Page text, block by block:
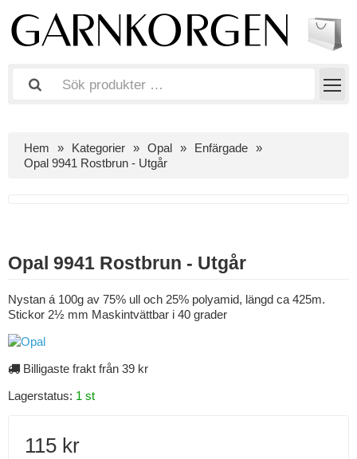
Hem Kategorier Opal
Enfärgade
Opal 9941 Rostbrun - Utgår
Opal 9941 Rostbrun - Utgår
Nystan á 100g av 75% ull och 25% polyamid, längd ca 425m.
Stickor 2½ mm Maskintvättbar i 40 grader
Billigaste frakt från 39 kr
Lagerstatus: 1 st
115 kr